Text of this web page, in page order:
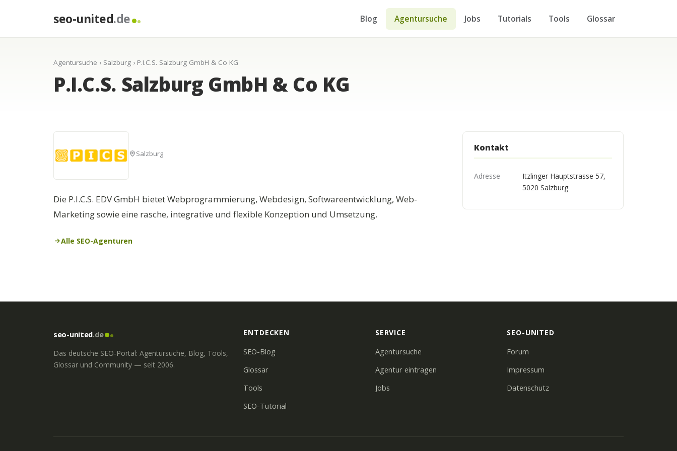
seo-united.de Blog Agentursuche Jobs Tutorials Tools Glossar
Agentursuche › Salzburg › P.I.C.S. Salzburg GmbH & Co KG
P.I.C.S. Salzburg GmbH & Co KG
Salzburg
Die P.I.C.S. EDV GmbH bietet Webprogrammierung, Webdesign, Softwareentwicklung, Web-
Marketing sowie eine rasche, integrative und flexible Konzeption und Umsetzung.
Alle SEO-Agenturen
Kontakt
Adresse
Itzlinger Hauptstrasse 57,
5020 Salzburg
seo-united.de
Das deutsche SEO-Portal: Agentursuche, Blog, Tools,
Glossar und Community — seit 2006.
ENTDECKEN
SEO-Blog
Glossar
Tools
SEO-Tutorial
SERVICE
Agentursuche
Agentur eintragen
Jobs
SEO-UNITED
Forum
Impressum
Datenschutz